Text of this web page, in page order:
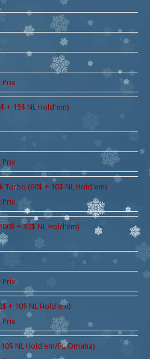
Prix
+ 15$ NL Hold'em)
Prix
Turbo (60$ + 10$ NL Hold'em)
Prix
+ 30$ NL Hold'em)
Prix
+ 10$ NL Hold'em)
Prix
NL Hold'em/PL Omaha)